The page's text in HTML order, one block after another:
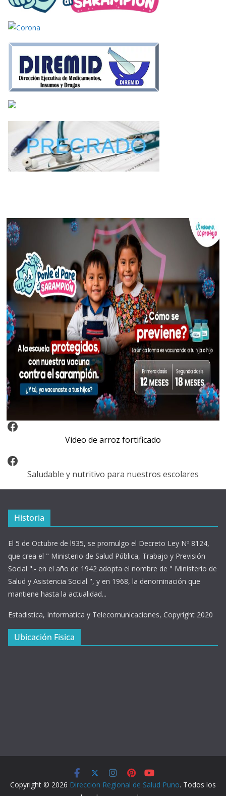
Video Arroz Fortificado
Video de arroz fortificado
Facebook
Saludable y nutritivo para nuestros escolares
Historia
El 5 de Octubre de l935, se promulgo el Decreto Ley Nº 8124,
que crea el " Ministerio de Salud Pública, Trabajo y Previsión
Social ".- en el año de 1942 adopta el nombre de " Ministerio de
Salud y Asistencia Social ", y en 1968, la denominación que
mantiene hasta la actualidad...
Estadistica, Informatica y Telecomunicaciones, Copyright 2020
Ubicación Fisica
Copyright © 2026 Direccion Regional de Salud Puno. Todos los